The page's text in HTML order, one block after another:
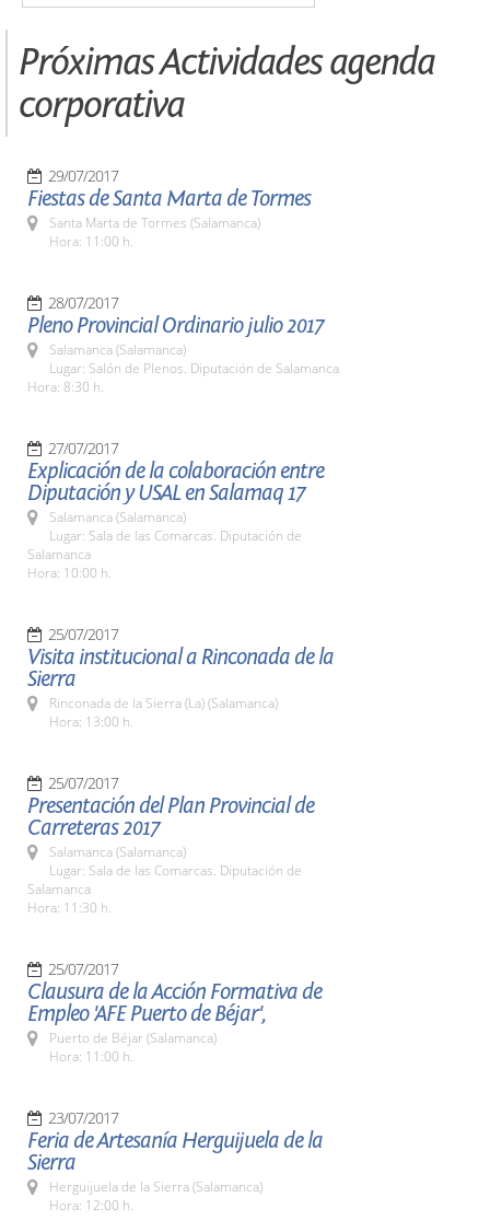
Próximas Actividades agenda
corporativa
29/07/2017
Fiestas de Santa Marta de Tormes
Santa Marta de Tormes (Salamanca)
Hora: 11:00 h.
28/07/2017
Pleno Provincial Ordinario julio 2017
Salamanca (Salamanca)
Lugar: Salón de Plenos. Diputación de Salamanca
Hora: 8:30 h.
27/07/2017
Explicación de la colaboración entre
Diputación y USAL en Salamaq 17
Salamanca (Salamanca)
Lugar: Sala de las Comarcas. Diputación de
Salamanca
Hora: 10:00 h.
25/07/2017
Visita institucional a Rinconada de la
Sierra
Rinconada de la Sierra (La) (Salamanca)
Hora: 13:00 h.
25/07/2017
Presentación del Plan Provincial de
Carreteras 2017
Salamanca (Salamanca)
Lugar: Sala de las Comarcas. Diputación de
Salamanca
Hora: 11:30 h.
25/07/2017
Clausura de la Acción Formativa de
Empleo 'AFE Puerto de Béjar',
Puerto de Béjar (Salamanca)
Hora: 11:00 h.
23/07/2017
Feria de Artesanía Herguijuela de la
Sierra
Herguijuela de la Sierra (Salamanca)
Hora: 12:00 h.